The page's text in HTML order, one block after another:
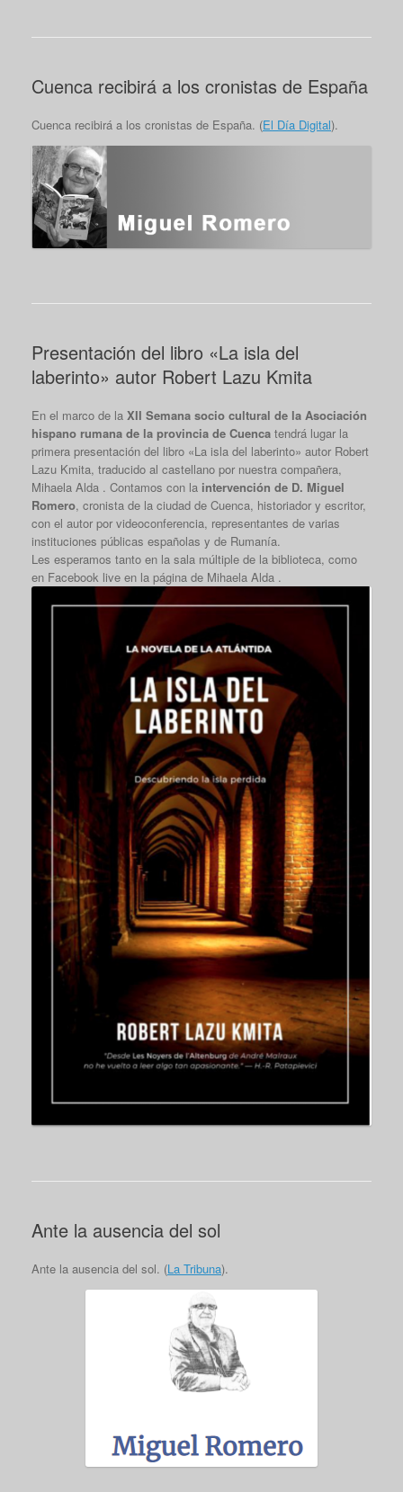
Cuenca recibirá a los cronistas de España
Cuenca recibirá a los cronistas de España. (El Día Digital).
Presentación del libro «La isla del
laberinto» autor Robert Lazu Kmita
En el marco de la XII Semana socio cultural de la Asociación
hispano rumana de la provincia de Cuenca tendrá lugar la
primera presentación del libro «La isla del laberinto» autor Robert
Lazu Kmita, traducido al castellano por nuestra compañera,
Mihaela Alda . Contamos con la intervención de D. Miguel
Romero, cronista de la ciudad de Cuenca, historiador y escritor,
con el autor por videoconferencia, representantes de varias
instituciones públicas españolas y de Rumanía.
Les esperamos tanto en la sala múltiple de la biblioteca, como
en Facebook live en la página de Mihaela Alda .
Ante la ausencia del sol
Ante la ausencia del sol. (La Tribuna).